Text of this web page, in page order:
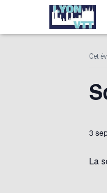
«
Cet
3
La